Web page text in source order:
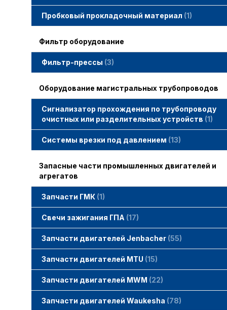
Пробковый прокладочный материал 1
Фильтр оборудование
Фильтр-прессы 3
Оборудование магистральных трубопроводов
Сигнализатор прохождения по трубопроводу
очистных или разделительных устройств 1
Системы врезки под давлением 13
Запасные части промышленных двигателей и
агрегатов
Запчасти ГМК 1
Свечи зажигания ГПА 17
Запчасти двигателей Jenbacher 55
Запчасти двигателей MTU 15
Запчасти двигателей MWM 22
Запчасти двигателей Waukesha 78